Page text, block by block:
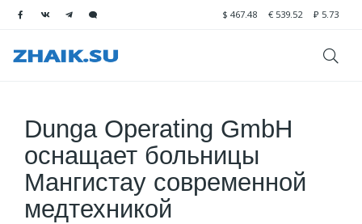
$ 467.48 € 539.52 ₽ 5.73
Dunga Operating GmbH
оснащает больницы
Мангистау современной
медтехникой